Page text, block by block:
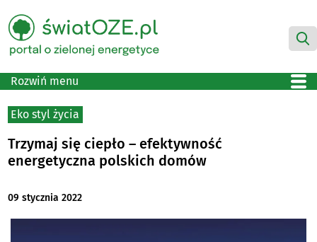
Rozwiń menu
Eko styl życia
Trzymaj się ciepło – efektywność
energetyczna polskich domów
09 stycznia 2022